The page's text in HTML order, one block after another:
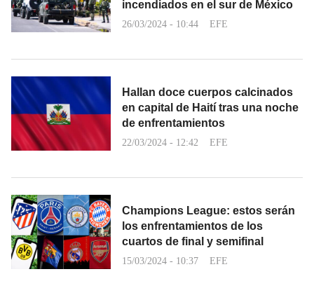
incendiados en el sur de México
26/03/2024 - 10:44 EFE
Hallan doce cuerpos calcinados
en capital de Haití tras una noche
de enfrentamientos
22/03/2024 - 12:42 EFE
Champions League: estos serán
los enfrentamientos de los
cuartos de final y semifinal
15/03/2024 - 10:37 EFE